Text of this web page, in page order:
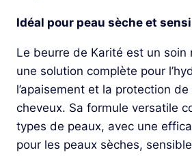
Idéal pour peau sèche et
Le beurre de Karité est un soin
une solution complète pour
l’apaisement et la protection
cheveux. Sa formule versatile
types de peaux, avec une
pour les peaux sèches,